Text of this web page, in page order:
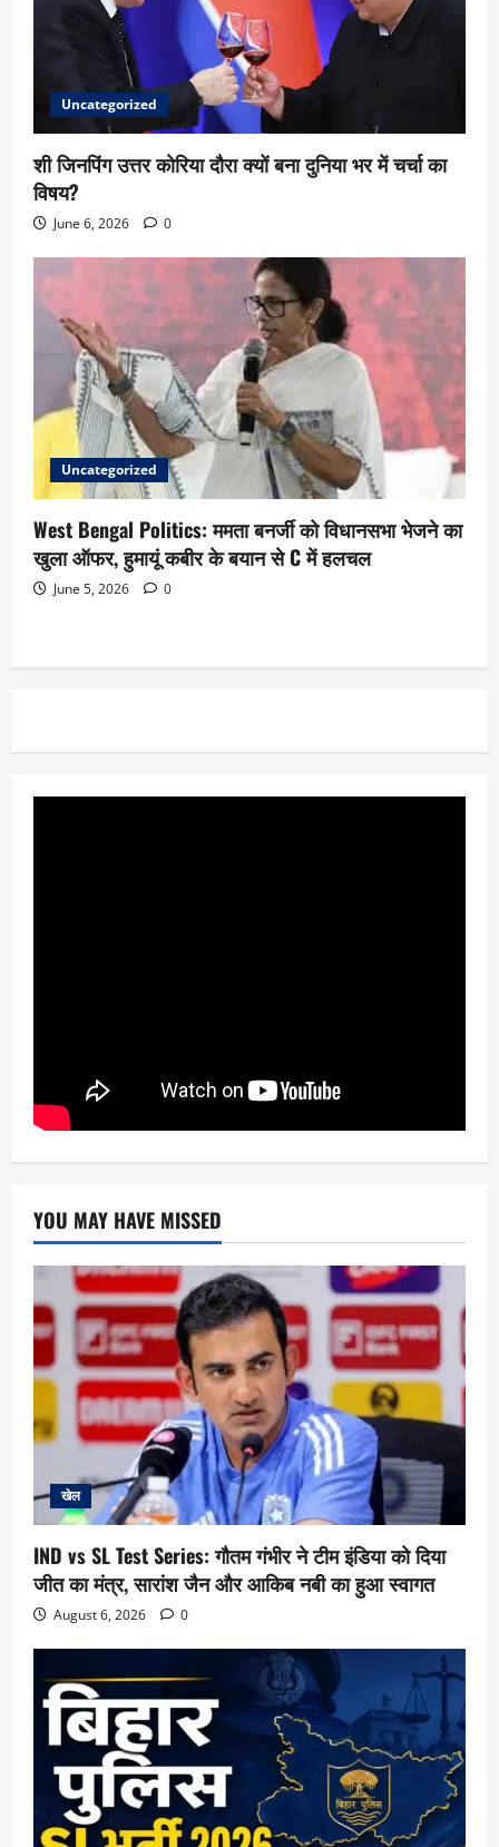
Uncategorized
शी जिनपिंग उत्तर कोरिया दौरा क्यों बना दुनिया भर में चर्चा का
विषय?
June 6, 2026 0
Uncategorized
West Bengal Politics: ममता बनर्जी को विधानसभा भेजने का
खुला ऑफर, हुमायूं कबीर के बयान से C में हलचल
June 5, 2026 0
YOU MAY HAVE MISSED
खेल
IND vs SL Test Series: गौतम गंभीर ने टीम इंडिया को दिया
जीत का मंत्र, सारांश जैन और आकिब नबी का हुआ स्वागत
August 6, 2026 0